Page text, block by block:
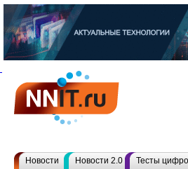
Новости Новости 2.0 Тесты